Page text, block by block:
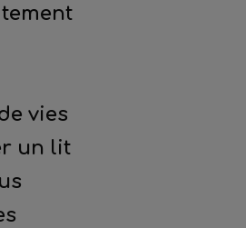
vies
un lit